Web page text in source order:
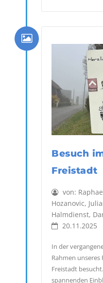
Besuch
Freistadt
von:
Hozanovic,
Halmdienst,
20.11.2025
In der
Rahmen unseres
Freistadt
spannenden